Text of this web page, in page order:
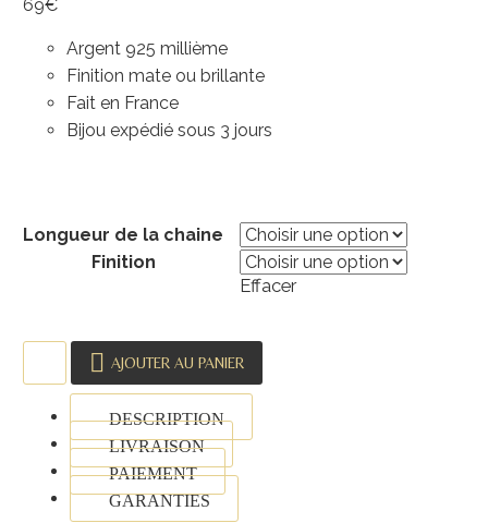
69€
Argent 925 millième
Finition mate ou brillante
Fait en France
Bijou expédié sous 3 jours
Longueur de la chaine
Finition
Effacer
de
AJOUTER AU PANIER
DESCRIPTION
LIVRAISON
PAIEMENT
GARANTIES